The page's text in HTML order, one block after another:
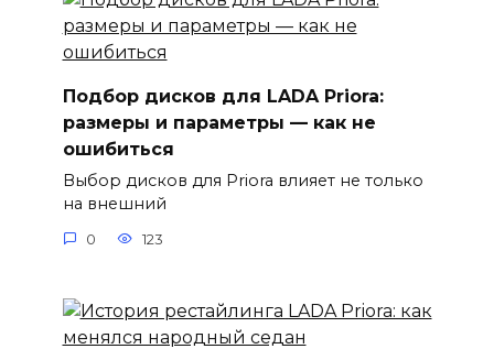
Подбор дисков для LADA Priora:
размеры и параметры — как не
ошибиться
Выбор дисков для Priora влияет не только
на внешний
0 123